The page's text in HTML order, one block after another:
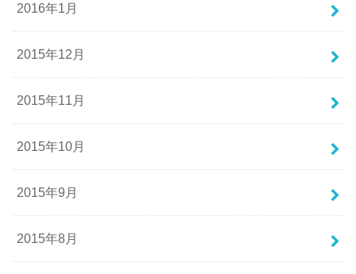
2016年1月
2015年12月
2015年11月
2015年10月
2015年9月
2015年8月